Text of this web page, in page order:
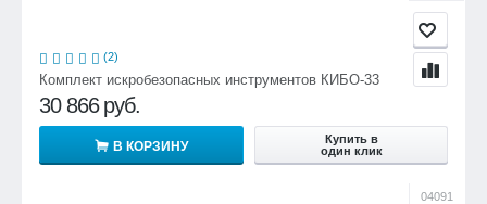
(2)
Комплект искробезопасных инструментов КИБО-33
30 866 руб.
В КОРЗИНУ
Купить в
один клик
04091